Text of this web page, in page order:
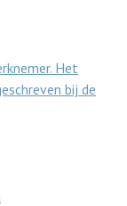
Het
bij de